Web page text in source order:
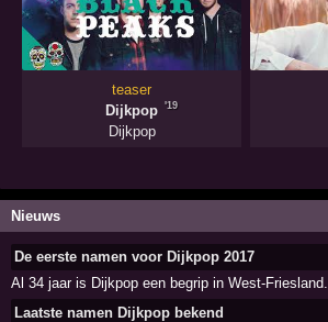
teaser
Dijkpop
'19
Dijkpop
Nieuws
De eerste namen voor Dijkpop 2017
Al 34 jaar is Dijkpop een begrip in West-Friesland.
Laatste namen Dijkpop bekend